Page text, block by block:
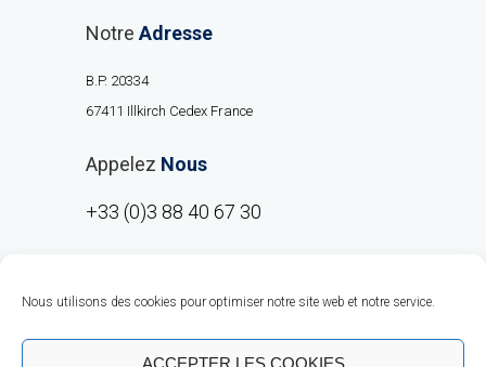
Nous utilisons des cookies pour optimiser notre site web et notre service.
ACCEPTER LES COOKIES
Notre Adresse
B.P. 20334
67411 Illkirch Cedex France
Appelez Nous
+33 (0)3 88 40 67 30